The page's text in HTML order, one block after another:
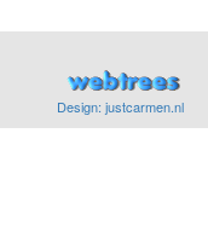
Design: justcarmen.nl